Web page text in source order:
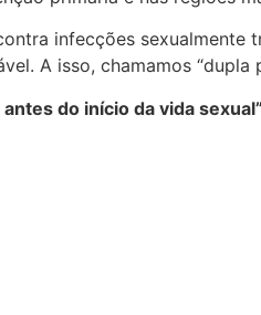
infecções sexualmente
A isso, chamamos “dupla
do início da vida